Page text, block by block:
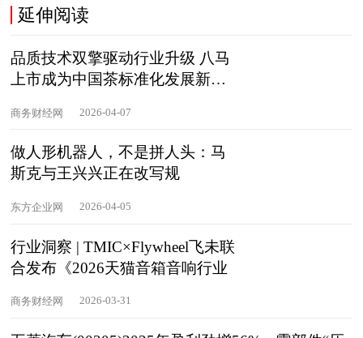
延伸阅读
品质技术双擎驱动行业升级 八马
上市成为中国茶标准化发展新起
商务财经网 2026-04-07
做人形机器人，不是拼人头：马
斯克与王兴兴正在改写规
东方企业网 2026-04-05
行业洞察 | TMIC×Flywheel飞未联
合发布《2026天猫音箱音响行业
商务财经网 2026-03-31